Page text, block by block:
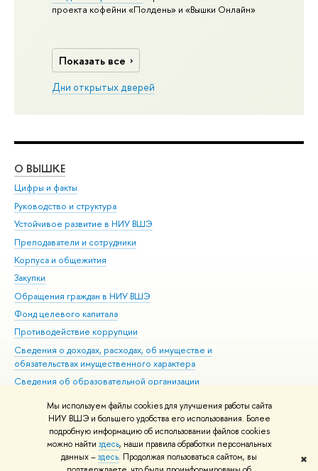
Мы используем файлы cookies для улучшения работы сайта
НИУ ВШЭ и большего удобства его использования. Более
подробную информацию об использовании файлов cookies
можно найти здесь, наши правила обработки персональных
данных –здесь. Продолжая пользоваться сайтом, вы
✖
проекта кофейни «Полдень» и «Вышки Онлайн»
Показать все
Дни открытых дверей
О ВЫШКЕ
Цифры и факты
Руководство и структура
Устойчивое развитие в НИУ ВШЭ
Преподаватели и сотрудники
Корпуса и общежития
Закупки
Обращения граждан в НИУ ВШЭ
Фонд целевого капитала
Противодействие коррупции
Сведения о доходах, расходах, об имуществе и
обязательствах имущественного характера
Сведения об образовательной организации
Людям с ограниченными возможностями здоровья
Единая платежная страница
Работа в Вышке